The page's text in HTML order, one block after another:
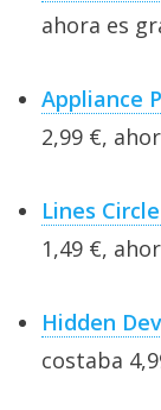
ahora es
Appliance
2,99 €,
Lines
1,49 €,
Hidden
costaba